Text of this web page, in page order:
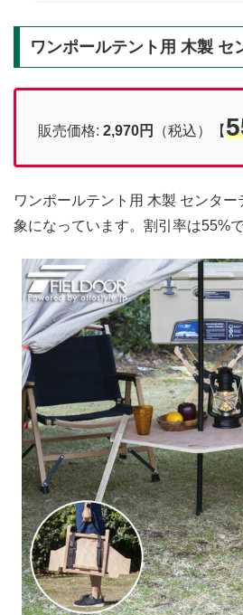
ワンポールテント用 木製 セ
販売価格: 2,970円 （税込）【
ワンポールテント用 木製 センタ
象になっています。割引率は55%で